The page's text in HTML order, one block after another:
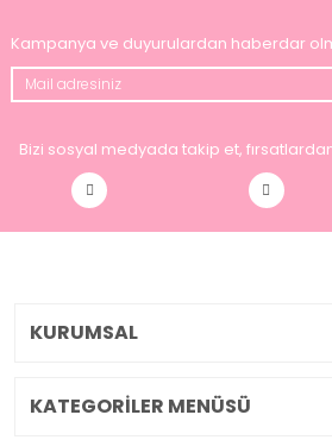
Kampanya ve duyurulardan haberdar
Bizi sosyal medyada takip et,
KURUMSAL
KATEGORİLER MENÜSÜ